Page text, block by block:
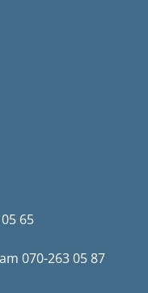
65
070-263 05 87